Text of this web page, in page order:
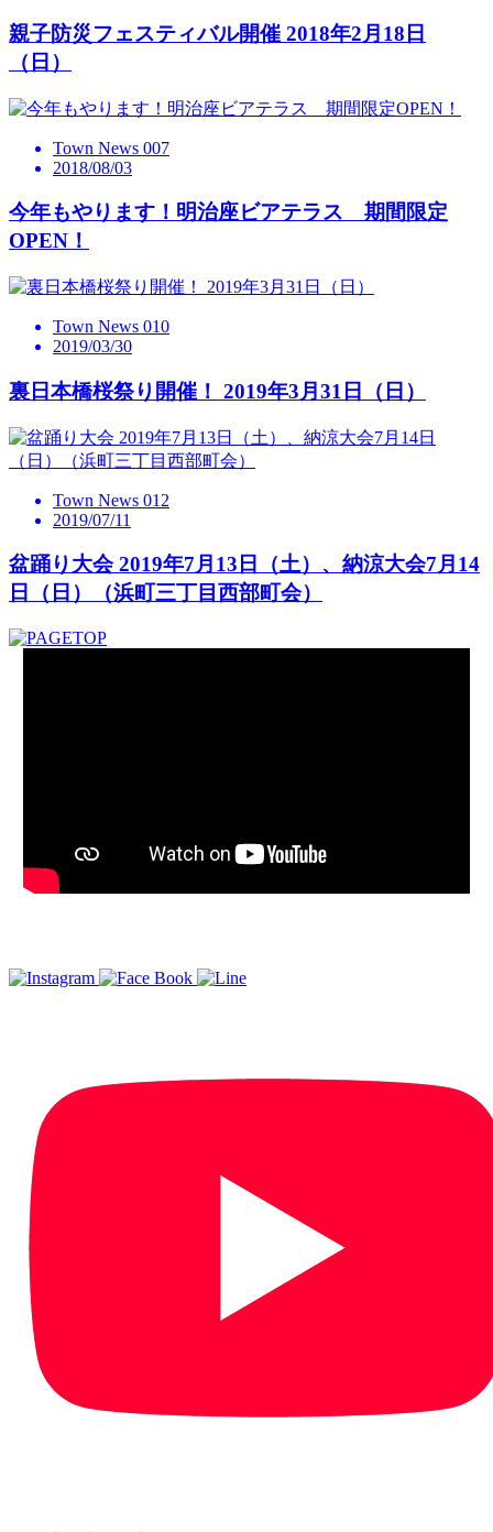
親子防災フェスティバル開催 2018年2月18日
（日）
Town News 007
2018/08/03
今年もやります！明治座ビアテラス 期間限定
OPEN！
Town News 010
2019/03/30
裏日本橋桜祭り開催！ 2019年3月31日（日）
Town News 012
2019/07/11
盆踊り大会 2019年7月13日（土）、納涼大会7月14
日（日）（浜町三丁目西部町会）